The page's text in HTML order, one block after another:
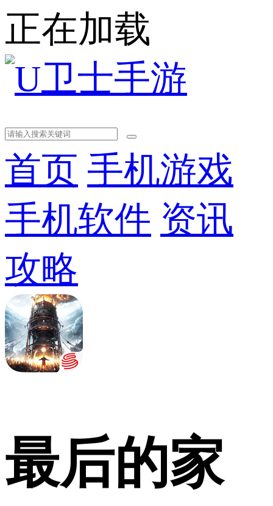
正在加载
首页 手机游戏
手机软件 资讯
攻略
最后的家